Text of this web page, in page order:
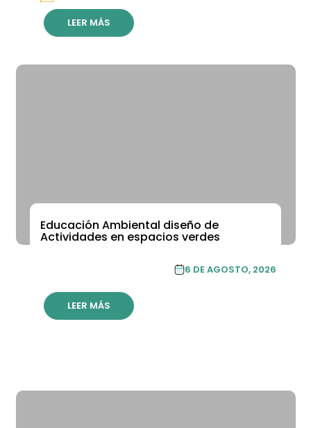
LEER MÁS
ACADEMIA DE FORMACIÓN CONTINUA
Educación Ambiental diseño de
Actividades en espacios verdes
6 DE AGOSTO, 2026
LEER MÁS